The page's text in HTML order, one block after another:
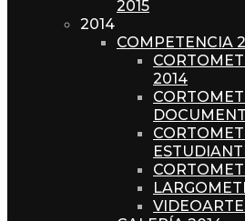
2015
2014
COMPETENCIA
2014